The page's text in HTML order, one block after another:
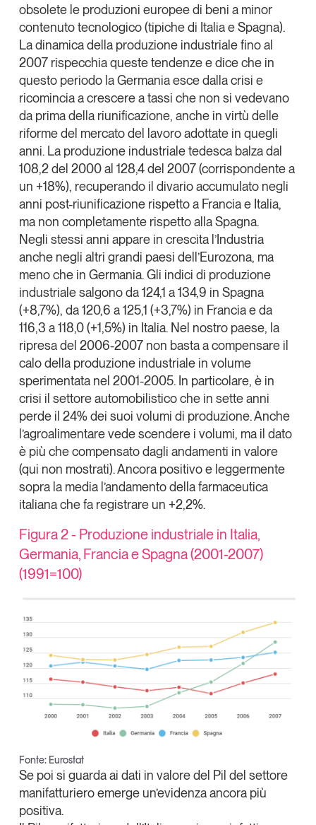
obsolete le produzioni europee di beni a minor
contenuto tecnologico (tipiche di Italia e Spagna).
La dinamica della produzione industriale fino al
2007 rispecchia queste tendenze e dice che in
questo periodo la Germania esce dalla crisi e
ricomincia a crescere a tassi che non si vedevano
da prima della riunificazione, anche in virtù delle
riforme del mercato del lavoro adottate in quegli
anni. La produzione industriale tedesca balza dal
108,2 del 2000 al 128,4 del 2007 (corrispondente a
un +18%), recuperando il divario accumulato negli
anni post-riunificazione rispetto a Francia e Italia,
ma non completamente rispetto alla Spagna.
Negli stessi anni appare in crescita l’Industria
anche negli altri grandi paesi dell’Eurozona, ma
meno che in Germania. Gli indici di produzione
industriale salgono da 124,1 a 134,9 in Spagna
(+8,7%), da 120,6 a 125,1 (+3,7%) in Francia e da
116,3 a 118,0 (+1,5%) in Italia. Nel nostro paese, la
ripresa del 2006-2007 non basta a compensare il
calo della produzione industriale in volume
sperimentata nel 2001-2005. In particolare, è in
crisi il settore automobilistico che in sette anni
perde il 24% dei suoi volumi di produzione. Anche
l’agroalimentare vede scendere i volumi, ma il dato
è più che compensato dagli andamenti in valore
(qui non mostrati). Ancora positivo e leggermente
sopra la media l’andamento della farmaceutica
italiana che fa registrare un +2,2%.
Figura 2 - Produzione industriale in Italia,
Germania, Francia e Spagna (2001-2007)
(1991=100)
Fonte: Eurostat
Se poi si guarda ai dati in valore del Pil del settore
manifatturiero emerge un’evidenza ancora più
positiva.